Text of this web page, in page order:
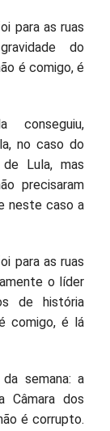
para as ruas
do
é comigo, é
conseguiu,
no caso do
Lula, mas
precisaram
neste caso a
para as ruas
o líder
de história
comigo, é lá
semana: a
Câmara dos
é corrupto.